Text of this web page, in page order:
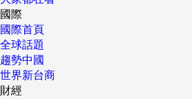
國際
國際首頁
全球話題
趨勢中國
世界新台商
財經